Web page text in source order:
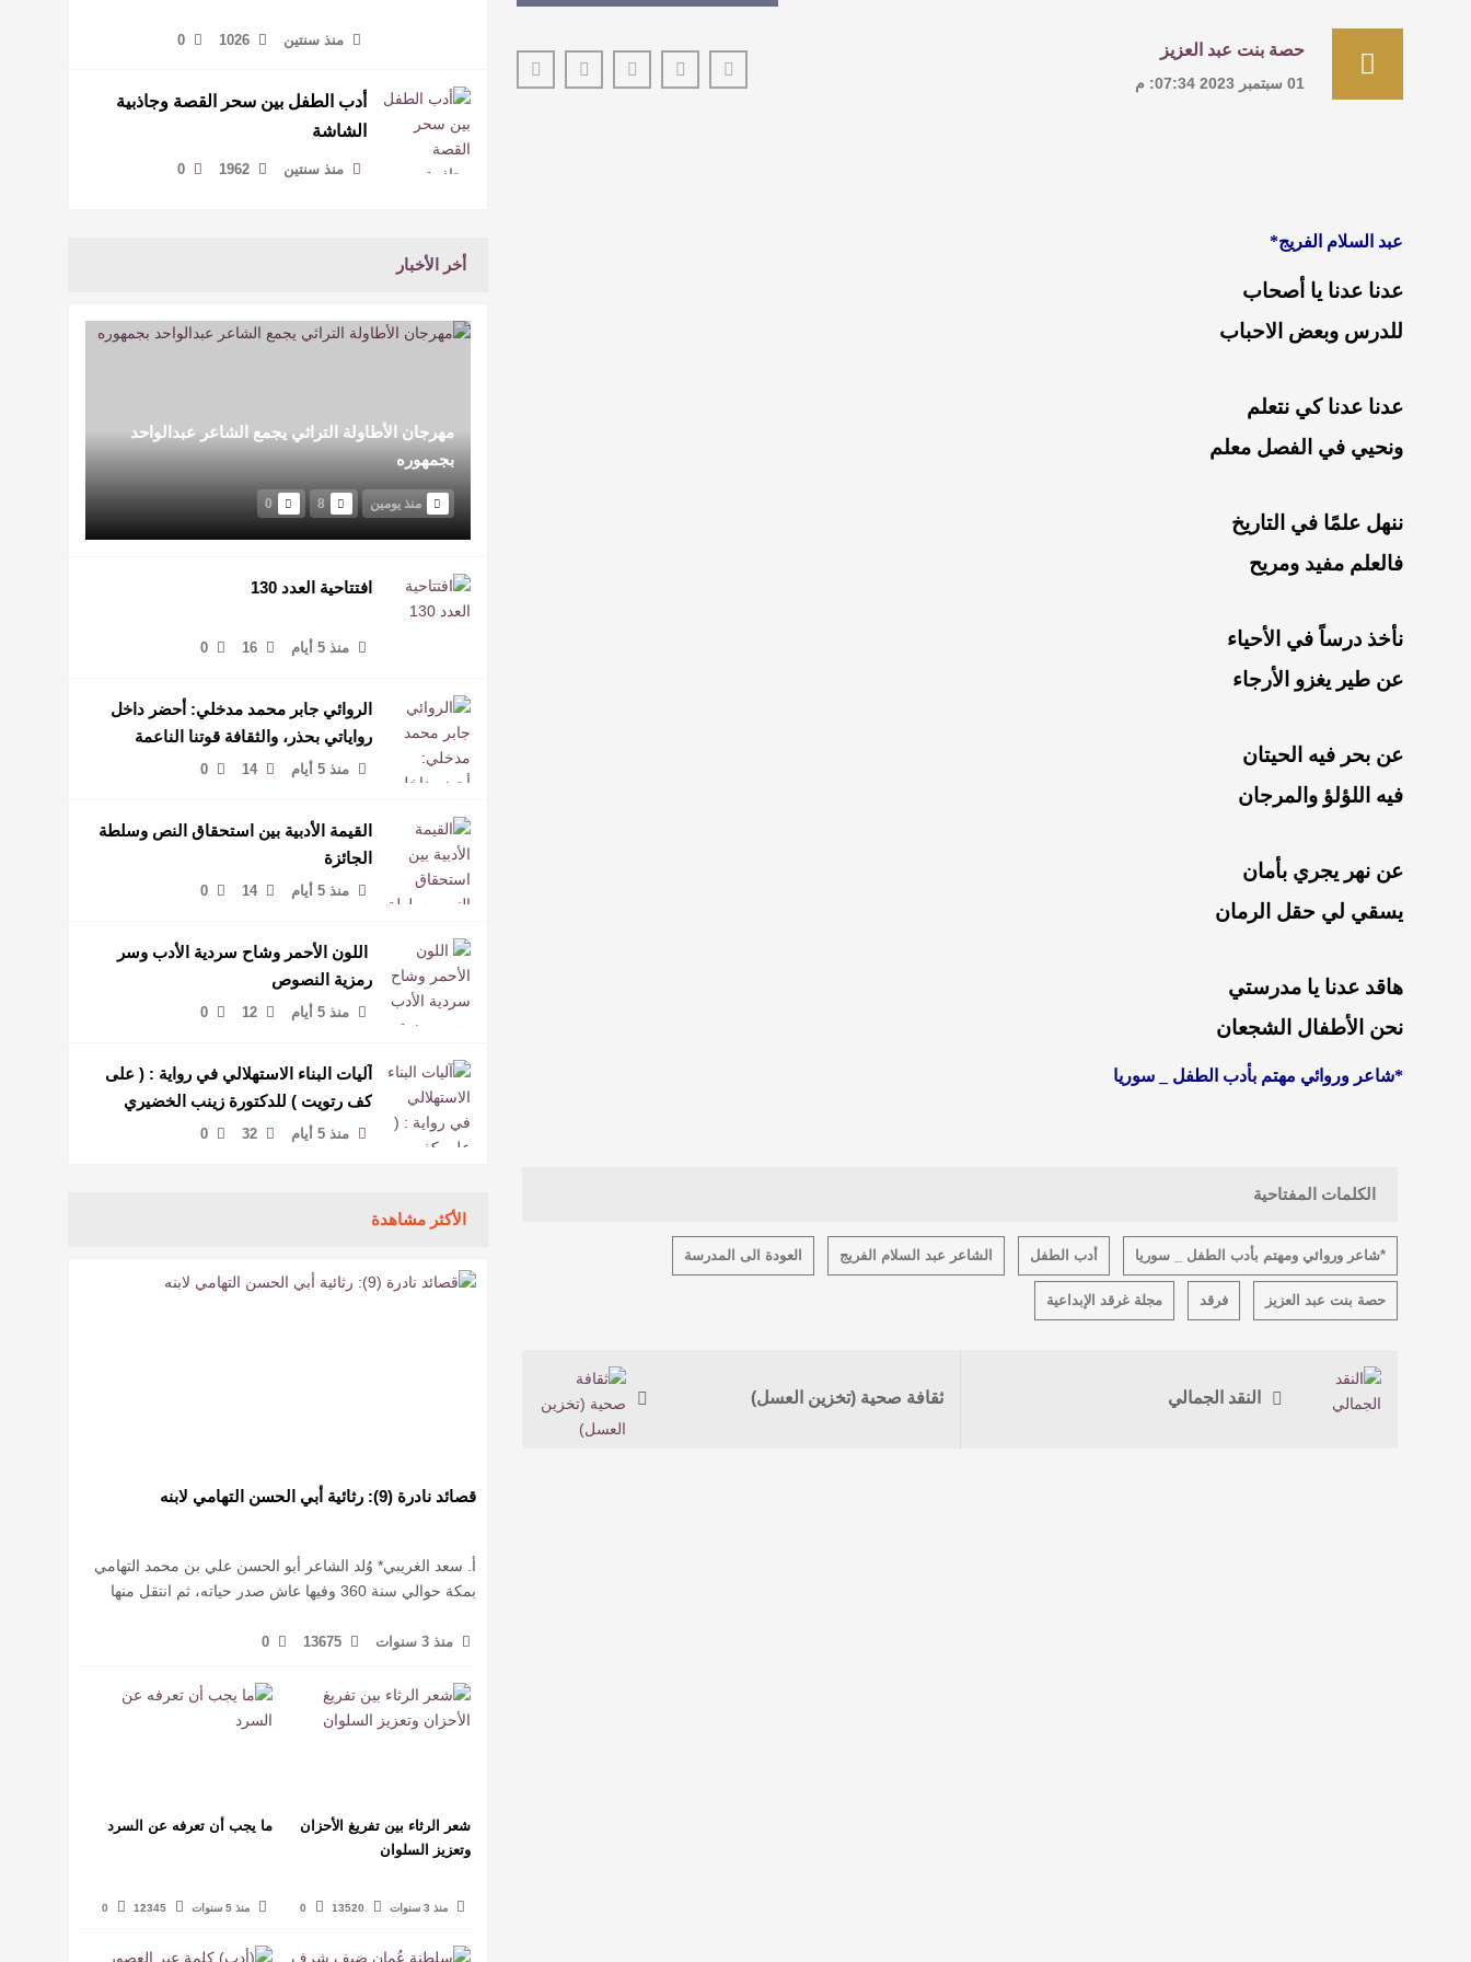
منذ سنتين 1026
0
أدب الطفل بين سحر القصة وجاذبية
الشاشة
منذ سنتين 1962
0
أخر الأخبار
مهرجان الأطاولة التراثي يجمع الشاعر عبدالواحد
بجمهوره
منذ يومين 8
0
افتتاحية العدد 130
منذ 5 أيام 16
0
الروائي جابر محمد مدخلي: أحضر داخل
رواياتي بحذر، والثقافة قوتنا الناعمة
لمخاطبة العالم.
منذ 5 أيام 14
0
القيمة الأدبية بين استحقاق النص وسلطة
الجائزة
منذ 5 أيام 14
0
​ اللون الأحمر وشاح سردية الأدب وسر
رمزية النصوص
منذ 5 أيام 12
0
آليات البناء الاستهلالي في رواية : ( على
كف رتويت ) للدكتورة زينب الخضيري
منذ 5 أيام 32
0
الأكثر مشاهدة
قصائد نادرة (9): رثائية أبي الحسن التهامي لابنه
أ. سعد الغريبي* وُلد الشاعر أبو الحسن علي بن محمد التهامي
بمكة حوالي سنة 360 وفيها عاش صدر حياته، ثم انتقل منها
منذ 3 سنوات 13675
0
شعر الرثاء بين تفريغ الأحزان
وتعزيز السلوان
منذ 3 سنوات 13520
0
ما يجب أن تعرفه عن السرد
منذ 5 سنوات 12345
0
حصة بنت عبد العزيز
01 سبتمبر 2023 07:34: م
عبد السلام الفريج*
عدنا عدنا يا أصحاب
للدرس وبعض الاحباب
عدنا عدنا كي نتعلم
ونحيي في الفصل معلم
ننهل علمًا في التاريخ
فالعلم مفيد ومريح
نأخذ درساً في الأحياء
عن طير يغزو الأرجاء
عن بحر فيه الحيتان
فيه اللؤلؤ والمرجان
عن نهر يجري بأمان
يسقي لي حقل الرمان
هاقد عدنا يا مدرستي
نحن الأطفال الشجعان
*شاعر وروائي مهتم بأدب الطفل _ سوريا
الكلمات المفتاحية
*شاعر وروائي ومهتم بأدب الطفل _ سوريا أدب الطفل الشاعر عبد السلام الفريج العودة الى المدرسة
حصة بنت عبد العزيز فرقد مجلة غرقد الإبداعية
النقد الجمالي ثقافة صحية (تخزين العسل)